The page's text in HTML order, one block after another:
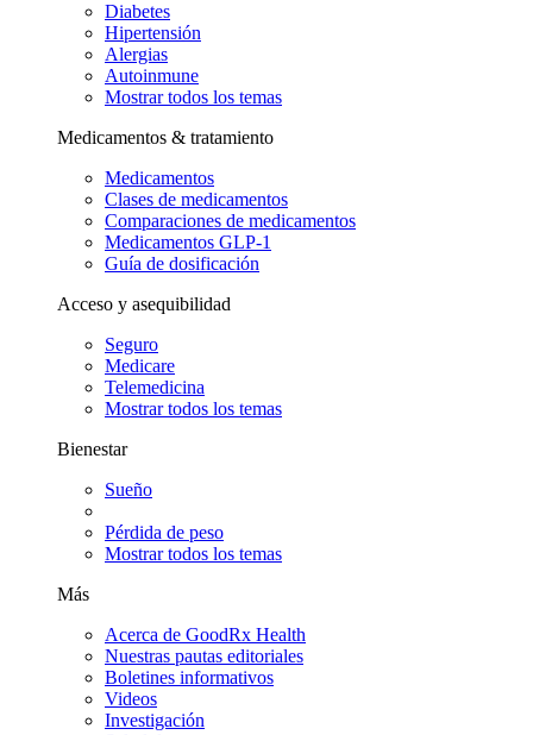
Diabetes
Hipertensión
Alergias
Autoinmune
Mostrar todos los temas
Medicamentos & tratamiento
Medicamentos
Clases de medicamentos
Comparaciones de medicamentos
Medicamentos GLP-1
Guía de dosificación
Acceso y asequibilidad
Seguro
Medicare
Telemedicina
Mostrar todos los temas
Bienestar
Sueño
Pérdida de peso
Mostrar todos los temas
Más
Acerca de GoodRx Health
Nuestras pautas editoriales
Boletines informativos
Videos
Investigación